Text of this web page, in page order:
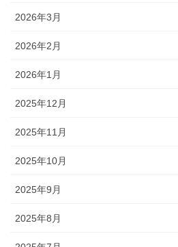
2026年3月
2026年2月
2026年1月
2025年12月
2025年11月
2025年10月
2025年9月
2025年8月